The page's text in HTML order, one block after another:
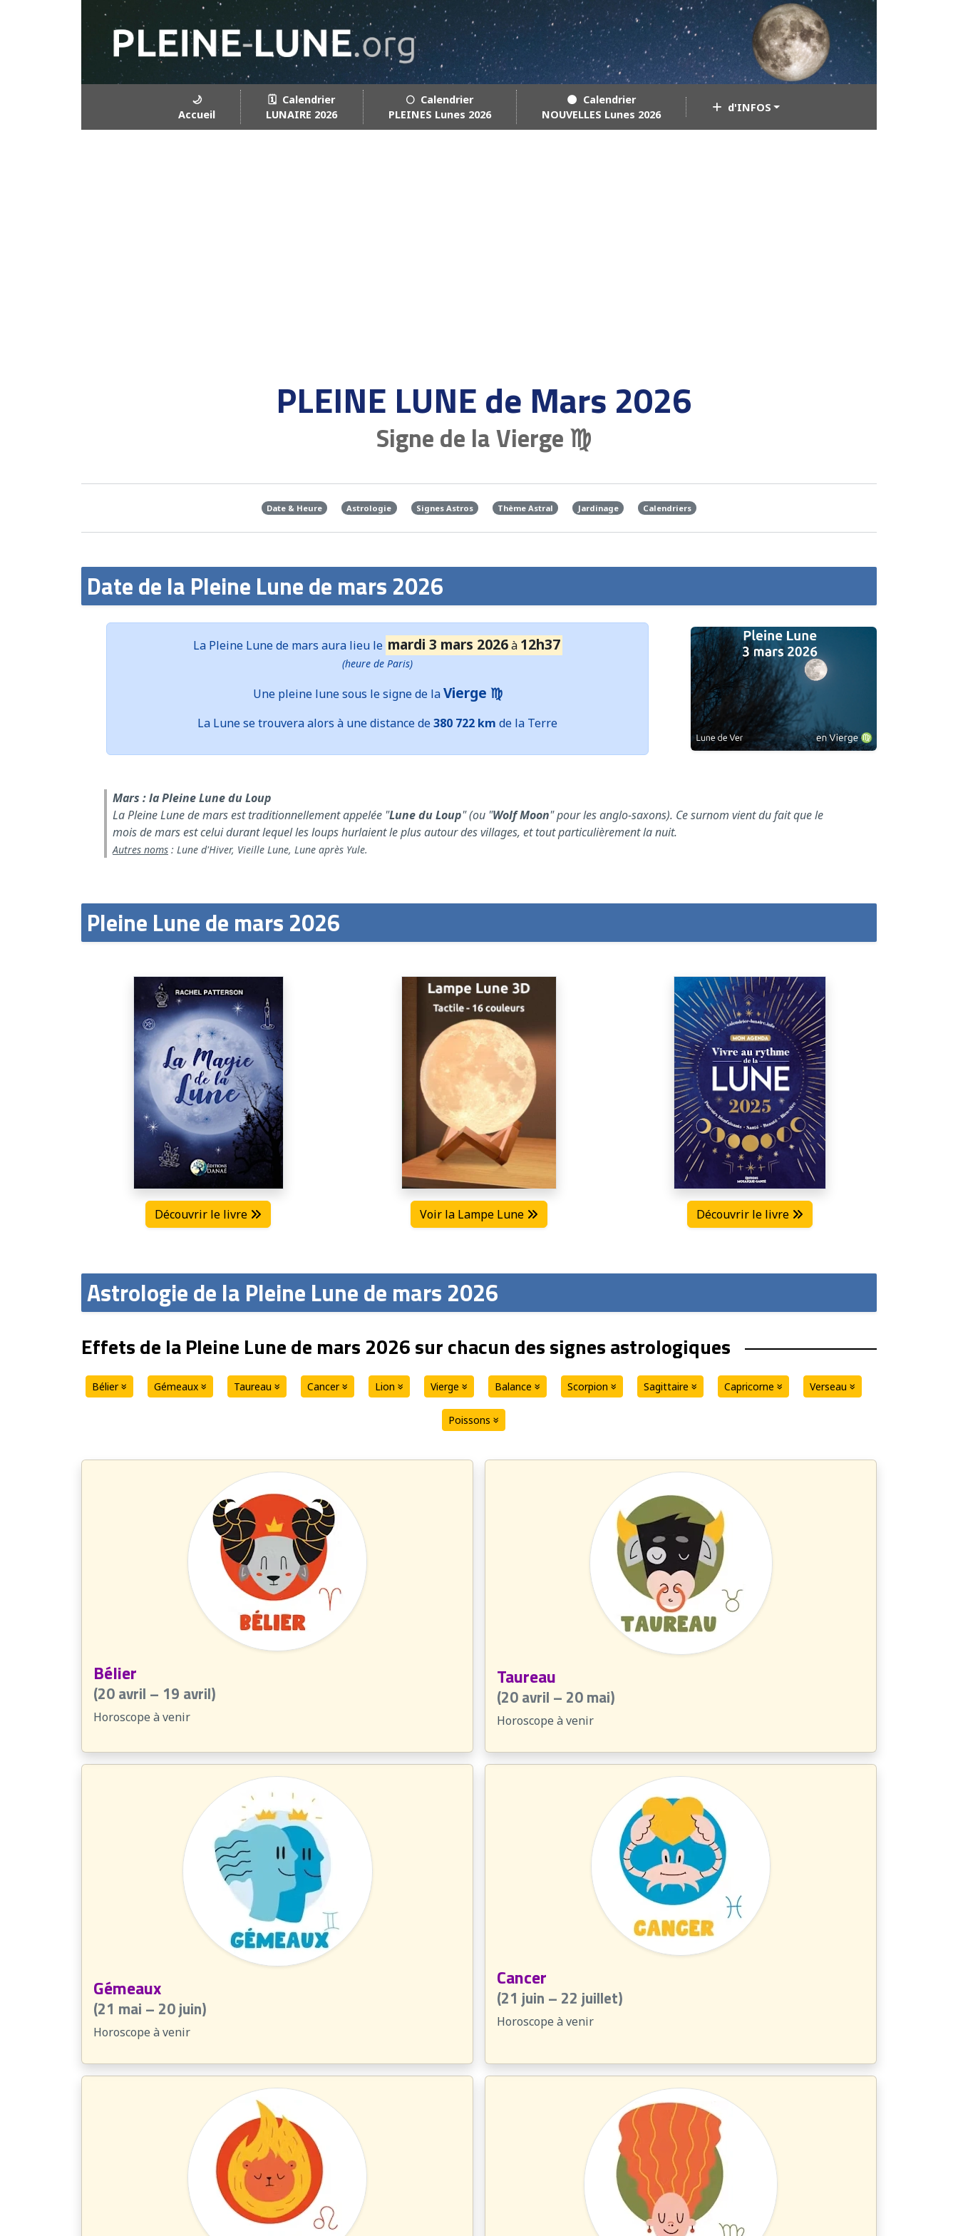
🌙
Accueil
🗓️ Calendrier
LUNAIRE 2026
🌕 Calendrier
PLEINES Lunes 2026
🌑 Calendrier
NOUVELLES Lunes 2026
d'INFOS
PLEINE LUNE de Mars 2026
Signe de la Vierge ♍
Date & Heure Astrologie Signes Astros Thème Astral Jardinage Calendriers
Date de la Pleine Lune de mars 2026
La Pleine Lunede mars aura lieu le mardi 3 mars 2026à 12h37
(heure de Paris)
Une pleine lune sous le signe de laVierge ♍
La Lune se trouvera alors à une distance de380 722 km de la Terre
Mars : la Pleine Lune du Loup
La Pleine Lune de mars est traditionnellement appelée "Lune du Loup" (ou "Wolf Moon" pour les anglo-saxons). Ce surnom vient du fait que le
mois de mars est celui durant lequel les loups hurlaient le plus autour des villages, et tout particulièrement la nuit.
Autres noms : Lune d'Hiver, Vieille Lune, Lune après Yule.
Pleine Lune de mars 2026
Découvrir le livre Voir la Lampe Lune Découvrir le livre
Astrologie de la Pleine Lune de mars 2026
Effets de la Pleine Lune de mars 2026 sur chacun des signes astrologiques
Bélier Gémeaux Taureau Cancer Lion Vierge Balance Scorpion Sagittaire Capricorne Verseau
Poissons
Bélier
(20 avril – 19 avril)
Horoscope à venir
Taureau
(20 avril – 20 mai)
Horoscope à venir
Gémeaux
(21 mai – 20 juin)
Horoscope à venir
Cancer
(21 juin – 22 juillet)
Horoscope à venir